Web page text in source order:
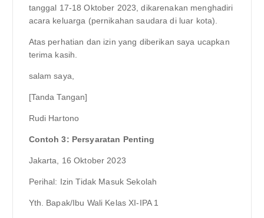
tanggal 17-18 Oktober 2023, dikarenakan menghadiri
acara keluarga (pernikahan saudara di luar kota).
Atas perhatian dan izin yang diberikan saya ucapkan
terima kasih.
salam saya,
[Tanda Tangan]
Rudi Hartono
Contoh 3: Persyaratan Penting
Jakarta, 16 Oktober 2023
Perihal: Izin Tidak Masuk Sekolah
Yth. Bapak/Ibu Wali Kelas XI-IPA 1